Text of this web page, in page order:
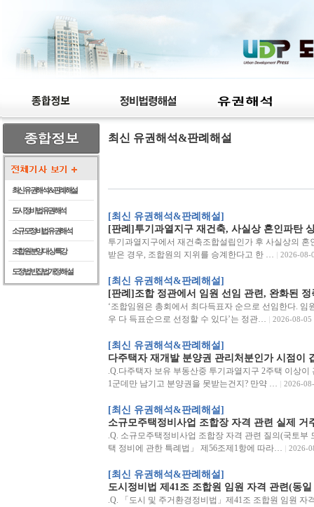
최신 유권해석 & 판례해설
도시정비법 유권해석
소규모정비법 유권해석
조합원 분양 대상 특강
도정법 빈집법 개정 해설
최신 유권해석&판례해설
[최신 유권해석&판례해설]
[판례]투기과열지구 재건축, 사실상 혼인파탄
투기과열지구에서 재건축조합설립인가 후 사실상의
받은 경우, 조합원의 지위를 승계한다고 한 …
2026-08-
[최신 유권해석&판례해설]
[판례]조합 정관에서 임원 선임 관련, 완화된
‘조합임원은 총회에서 최다득표자 순으로 선임한다.
우 다 득표순으로 선정할 수 있다’는 정관…
2026-08-05
[최신 유권해석&판례해설]
다주택자 재개발 분양권 관리처분인가 시점이
.Q.다주택자 보유 부동산중 투기과열지구 2주택 이상
1군데만 남기고 분양권을 못받는건지? 만약 …
2026-
[최신 유권해석&판례해설]
소규모주택정비사업 조합장 자격 관련 실제 거
.Q. 소규모주택정비사업 조합장 자격 관련 질의(국토부
택 정비에 관한 특례법」 제56조제1항에 따라…
2026-
[최신 유권해석&판례해설]
도시정비법 제41조 조합원 임원 자격 관련(동
.Q. 「도시 및 주거환경정비법」제41조 조합원 임원